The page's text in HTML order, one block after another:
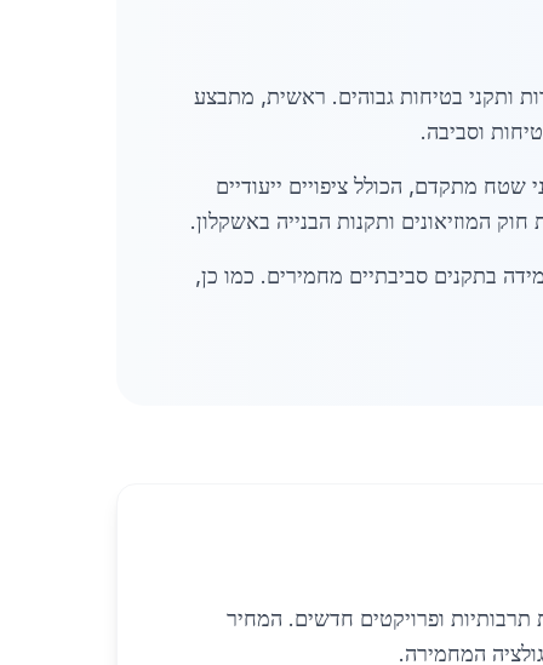
ותקני בטיחות גבוהים. ראשית, מתבצע
וסביבה.
מתקדם, הכולל ציפויים ייעודיים
המוזיאונים ותקנות הבנייה באשקלון.
בתקנים סביבתיים מחמירים. כמו כן,
תרבותיות ופרויקטים חדשים. המחיר